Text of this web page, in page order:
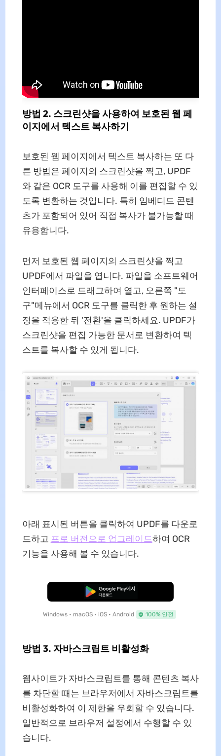
방법 2. 스크린샷을 사용하여 보호된 웹 페
이지에서 텍스트 복사하기
보호된 웹 페이지에서 텍스트 복사하는 또 다
른 방법은 페이지의 스크린샷을 찍고, UPDF
와 같은 OCR 도구를 사용해 이를 편집할 수 있
도록 변환하는 것입니다. 특히 임베디드 콘텐
츠가 포함되어 있어 직접 복사가 불가능할 때
유용합니다.
먼저 보호된 웹 페이지의 스크린샷을 찍고
UPDF에서 파일을 엽니다. 파일을 소프트웨어
인터페이스로 드래그하여 열고, 오른쪽 "도
구"메뉴에서 OCR 도구를 클릭한 후 원하는 설
정을 적용한 뒤 '전환'을 클릭하세요. UPDF가
스크린샷을 편집 가능한 문서로 변환하여 텍
스트를 복사할 수 있게 됩니다.
아래 표시된 버튼을 클릭하여 UPDF를 다운로
드하고 프로 버전으로 업그레이드하여 OCR
기능을 사용해 볼 수 있습니다.
무료로 다운로드
Windows • macOS • iOS • Android 100% 안전
방법 3. 자바스크립트 비활성화
웹사이트가 자바스크립트를 통해 콘텐츠 복사
를 차단할 때는 브라우저에서 자바스크립트를
비활성화하여 이 제한을 우회할 수 있습니다.
일반적으로 브라우저 설정에서 수행할 수 있
습니다.